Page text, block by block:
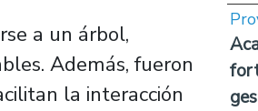
a un árbol,
Además, fueron
la interacción